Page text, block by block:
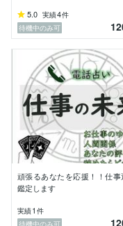
私自身、大手企業
業やマーケティン
その中で感じたのは
成果を出し、良好
ている人が必ずし
いうことです。
時の運が味方をして
成果を出すという
ってしまいます。
生まれ持った星を
人一倍努力しても
ます。
そのような中で努
だの虚しいものに
5.0 実績4件
待機中のみ可
頑張るあなたを応援！！仕事
鑑定します
実績1 件
待機中のみ可